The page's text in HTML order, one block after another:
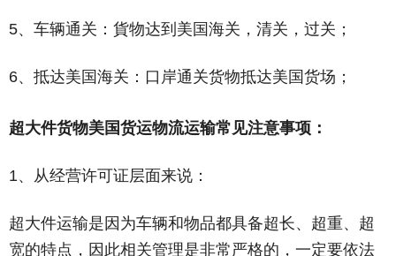
5、车辆通关：貨物达到美国海关，清关，过关；
6、抵达美国海关：口岸通关货物抵达美国货场；
超大件货物美国货运物流运输常见注意事项：
1、从经营许可证层面来说：
超大件运输是因为车辆和物品都具备超长、超重、超
宽的特点，因此相关管理是非常严格的，一定要依法